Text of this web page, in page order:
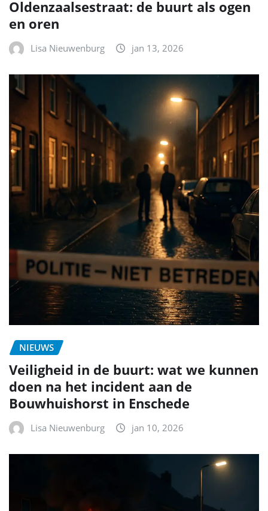
Oldenzaalsestraat: de buurt als ogen
en oren
Lisa Nieuwenburg jan 13, 2026
NIEUWS
Veiligheid in de buurt: wat we kunnen
doen na het incident aan de
Bouwhuishorst in Enschede
Lisa Nieuwenburg jan 10, 2026